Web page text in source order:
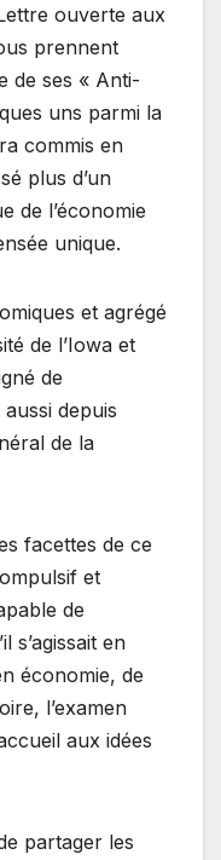
ouverte aux
prennent
de ses « Anti-
uns parmi la
commis en
plus d’un
de l’économie
unique.
et agrégé
de l’Iowa et
de
depuis
de la
facettes de ce
et
de
s’agissait en
économie, de
l’examen
aux idées
partager les